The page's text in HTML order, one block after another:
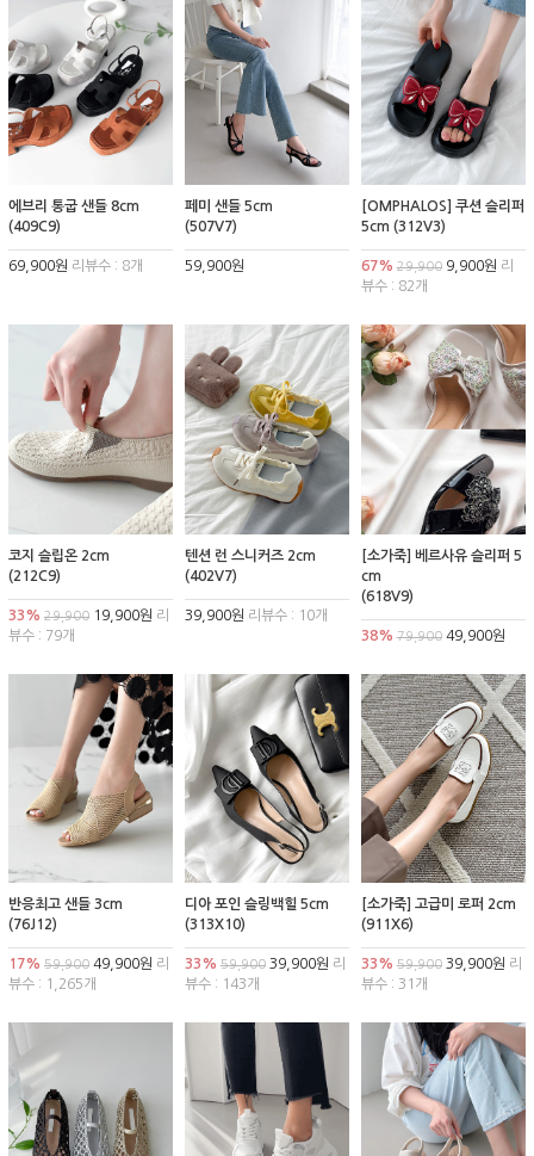
에브리 통굽 샌들 8cm
(409C9)
69,900원 리뷰수 : 8개
페미 샌들 5cm
(507V7)
59,900원
[OMPHALOS] 쿠션 슬리퍼
5cm (312V3)
67% 29,9009,900원 리
뷰수 : 82개
코지 슬립온 2cm
(212C9)
33% 29,900 19,900원 리
뷰수 : 79개
텐션 런 스니커즈 2cm
(402V7)
39,900원 리뷰수 : 10개
[소가죽] 베르사유 슬리퍼 5
cm
(618V9)
38% 79,90049,900원
반응최고 샌들 3cm
(76J12)
17% 59,900 49,900원 리
뷰수 : 1,265개
디아 포인 슬링백힐 5cm
(313X10)
33% 59,90039,900원 리
뷰수 : 143개
[소가죽] 고급미 로퍼 2cm
(911X6)
33% 59,90039,900원 리
뷰수 : 31개